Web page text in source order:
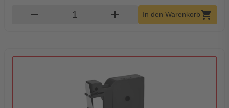
remove Produkt Warenkorb Menge
add In den Warenkorbshopping_cart